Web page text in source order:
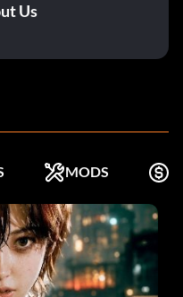
Us
MODS